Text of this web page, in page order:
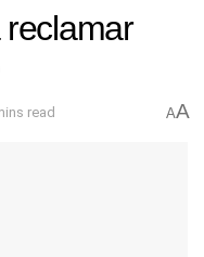
read AA